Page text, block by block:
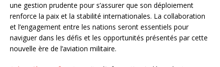
une gestion prudente pour s’assurer que son déploiement
renforce la paix et la stabilité internationales. La collaboration
et l’engagement entre les nations seront essentiels pour
naviguer dans les défis et les opportunités présentés par cette
nouvelle ère de l’aviation militaire.